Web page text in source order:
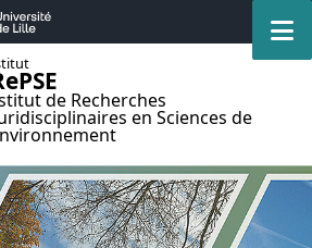
de Recherches
en Sciences de